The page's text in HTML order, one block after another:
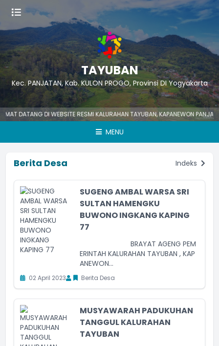
TAYUBAN
Kec. PANJATAN, Kab. KULON PROGO, Provinsi DI Yogyakarta
DI WEBSITE RESMI KALURAHAN TAYUBAN, KAPANEWON PANJATAN,
MENU
Berita Desa Indeks
SUGENG AMBAL WARSA SRI
SULTAN HAMENGKU
BUWONO INGKANG KAPING
77
BRAYAT AGENG PEM
ERINTAH KALURAHAN TAYUBAN , KAP
ANEWON...
02 April 2023 Berita Desa
MUSYAWARAH PADUKUHAN
TANGGUL KALURAHAN
TAYUBAN